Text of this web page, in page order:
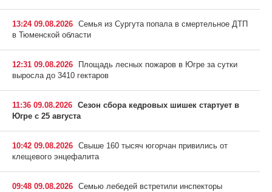
13:24 09.08.2026 Семья из Сургута попала в смертельное ДТП
в Тюменской области
12:31 09.08.2026
Площадь лесных пожаров в Югре за сутки
выросла до 3410 гектаров
11:36 09.08.2026 Сезон сбора кедровых шишек стартует в
Югре с 25 августа
10:42 09.08.2026 Свыше 160 тысяч югорчан привились от
клещевого энцефалита
09:48 09.08.2026 Семью лебедей встретили инспекторы